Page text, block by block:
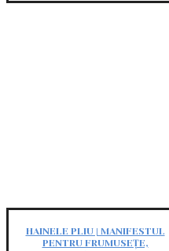
HAINELE PLIU | MANIFESTUL
PENTRU FRUMUSEȚE,